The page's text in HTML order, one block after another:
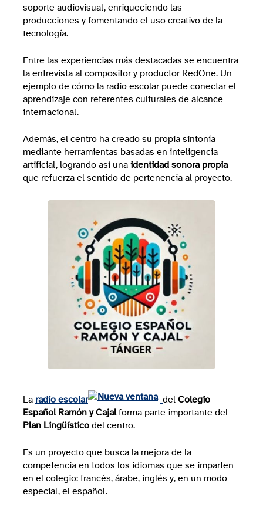
soporte audiovisual, enriqueciendo las
producciones y fomentando el uso creativo de la
tecnología.
Entre las experiencias más destacadas se encuentra
la entrevista al compositor y productor RedOne. Un
ejemplo de cómo la radio escolar puede conectar el
aprendizaje con referentes culturales de alcance
internacional.
Además, el centro ha creado su propia sintonía
mediante herramientas basadas en inteligencia
artificial, logrando así una identidad sonora propia
que refuerza el sentido de pertenencia al proyecto.
La radio escolar del Colegio
Español Ramón y Cajalforma parte importante del
Plan Lingüístico del centro.
Es un proyecto que busca la mejora de la
competencia en todos los idiomas que se imparten
en el colegio: francés, árabe, inglés y, en un modo
especial, el español.